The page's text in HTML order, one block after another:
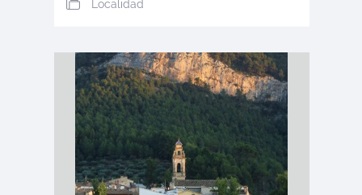
Localidad